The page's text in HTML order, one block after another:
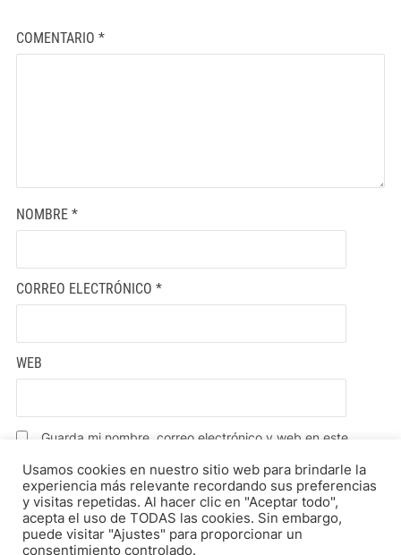
COMENTARIO *
NOMBRE *
CORREO ELECTRÓNICO *
WEB
Guarda mi nombre, correo electrónico y web en este
Usamos cookies en nuestro sitio web para brindarle la
experiencia más relevante recordando sus preferencias
y visitas repetidas. Al hacer clic en "Aceptar todo",
acepta el uso de TODAS las cookies. Sin embargo,
puede visitar "Ajustes" para proporcionar un
consentimiento controlado.